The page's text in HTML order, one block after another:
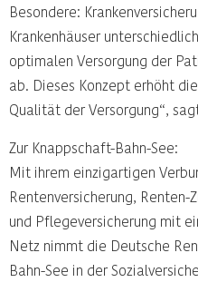
Besondere:
Krankenhäuser
optimalen Versorgung der
ab. Dieses Konzept erhöht
Qualität der Versorgung“,
Zur Knappschaft-Bahn-See:
Mit ihrem einzigartigen
Rentenversicherung, Renten-
und Pflegeversicherung mit
Netz nimmt die Deutsche
Bahn-See in der